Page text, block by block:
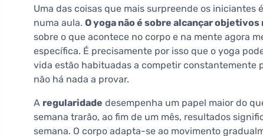
Uma das coisas que mais surpreende os
numa aula. O yoga não é sobre alcançar
sobre o que acontece no corpo e na mente agora
específica. É precisamente por isso que o yoga
vida estão habituadas a competir constantemente
não há nada a provar.
A regularidade desempenha um papel maior do
semana trarão, ao fim de um mês, resultados
semana. O corpo adapta-se ao movimento